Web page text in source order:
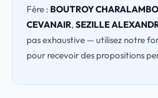
Fère : BOUTROY
CEVANAIR, SEZILLE
pas exhaustive — utilisez notre
pour recevoir des propositions